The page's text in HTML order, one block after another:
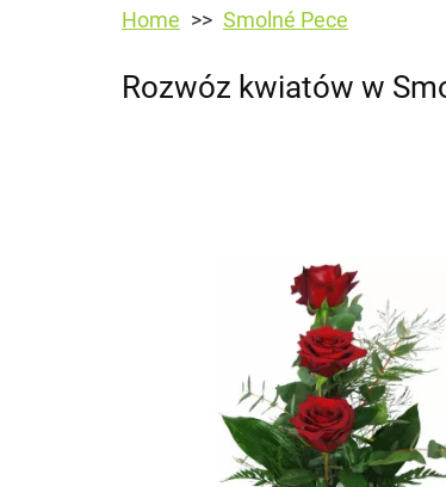
Home Smolné Pece
Rozwóz kwiatów w